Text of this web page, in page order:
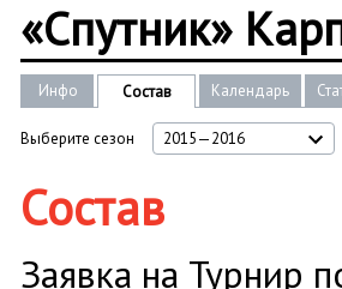
«Спутник»
Инфо Состав Календарь
Выберите сезон 2015—2016
Состав
Заявка на Турнир